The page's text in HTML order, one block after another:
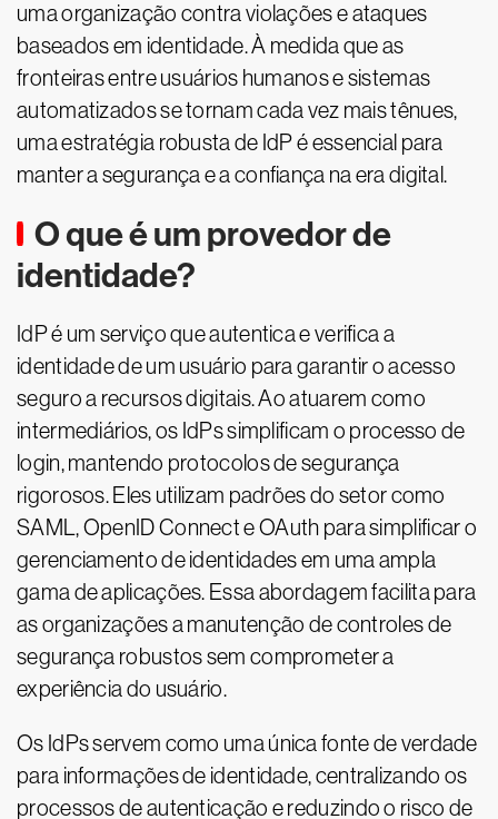
uma organização contra violações e ataques
baseados em identidade. À medida que as
fronteiras entre usuários humanos e sistemas
automatizados se tornam cada vez mais tênues,
uma estratégia robusta de IdP é essencial para
manter a segurança e a confiança na era digital.
O que é um provedor de
identidade?
IdP é um serviço que autentica e verifica a
identidade de um usuário para garantir o acesso
seguro a recursos digitais. Ao atuarem como
intermediários, os IdPs simplificam o processo de
login, mantendo protocolos de segurança
rigorosos. Eles utilizam padrões do setor como
SAML, OpenID Connect e OAuth para simplificar o
gerenciamento de identidades em uma ampla
gama de aplicações. Essa abordagem facilita para
as organizações a manutenção de controles de
segurança robustos sem comprometer a
experiência do usuário.
Os IdPs servem como uma única fonte de verdade
para informações de identidade, centralizando os
processos de autenticação e reduzindo o risco de